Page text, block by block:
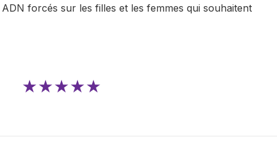
forcés sur les filles et les femmes qui souhaitent
★★★★★